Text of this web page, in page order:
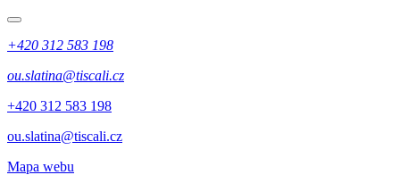
+420 312 583 198
ou.slatina@tiscali.cz
+420 312 583 198
ou.slatina@tiscali.cz
Mapa webu